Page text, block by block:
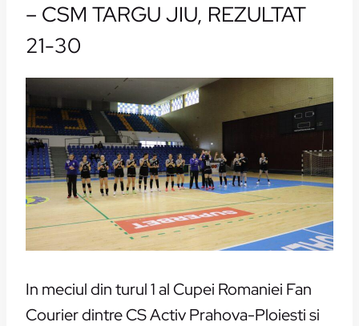
– CSM TARGU JIU, REZULTAT
21-30
In meciul din turul 1 al Cupei Romaniei Fan
Courier dintre CS Activ Prahova-Ploiesti si